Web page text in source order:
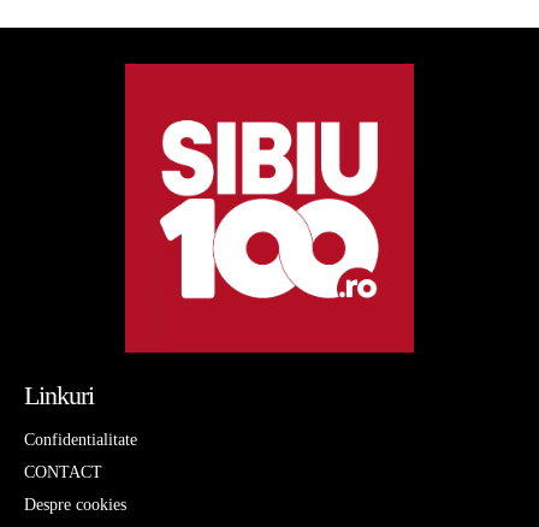
Linkuri
Confidentialitate
CONTACT
Despre cookies